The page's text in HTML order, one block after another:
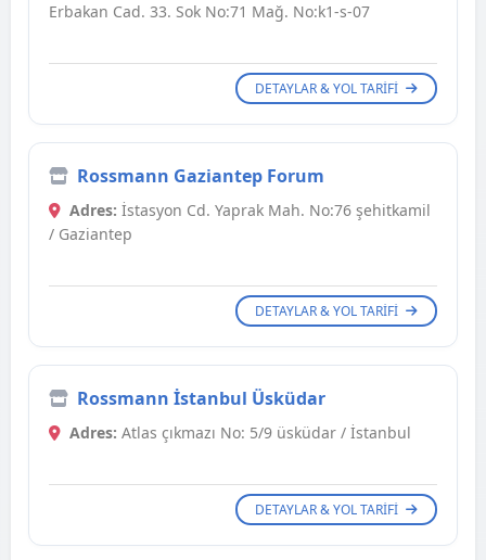
Erbakan Cad. 33. Sok No:71 Mağ. No:k1-s-07
DETAYLAR & YOL TARIFI
Rossmann Gaziantep Forum
Adres: İstasyon Cd. Yaprak Mah. No:76 şehitkamil
/ Gaziantep
DETAYLAR & YOL TARIFI
Rossmann İstanbul Üsküdar
Adres: Atlas çıkmazı No: 5/9 üsküdar / İstanbul
DETAYLAR & YOL TARIFI